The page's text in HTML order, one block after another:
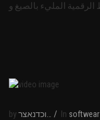
by / In softwear